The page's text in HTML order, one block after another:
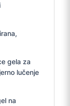
gela za
lučenje
na